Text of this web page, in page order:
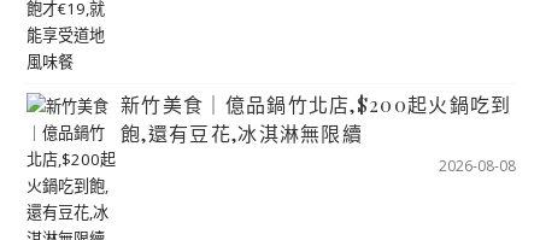
新竹美食｜億品鍋竹北店,$200起火鍋吃到
飽,還有豆花,冰淇淋無限續
2026-08-08